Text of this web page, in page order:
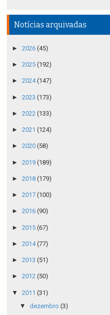
Notícias arquivadas
► 2026 (45)
► 2025 (192)
► 2024(147)
► 2023 (173)
► 2022 (133)
► 2021 (124)
► 2020 (58)
► 2019 (189)
► 2018 (179)
► 2017 (100)
► 2016 (90)
► 2015 (67)
► 2014(77)
► 2013 (51)
► 2012 (50)
▼ 2011 (31)
▼ dezembro (3)